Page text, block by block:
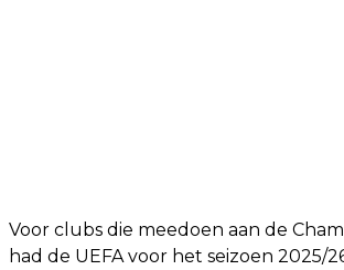
Voor clubs die meedoen aan de
had de UEFA voor het seizoen 2025/